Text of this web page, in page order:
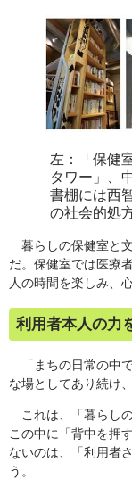
左：「保健
タワー」、
書棚には西
の社会的処
暮らしの保健室と
だ。保健室では医療
人の時間を楽しみ、
利用者本人の力
「まちの日常の中
な場としてあり続け
これは、「暮らし
この中に「背中を押
ないのは、「利用者
う。